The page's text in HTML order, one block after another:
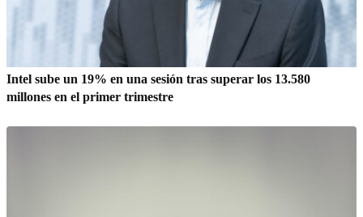
Intel sube un 19% en una sesión tras superar los 13.580
millones en el primer trimestre